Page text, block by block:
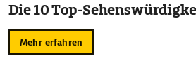
Die 10 Top-
Mehr erfahren